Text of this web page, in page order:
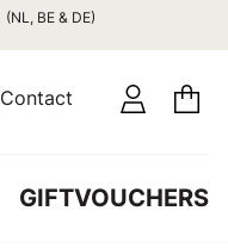
(NL, BE & DE)
Contact
GIFTVOUCHERS